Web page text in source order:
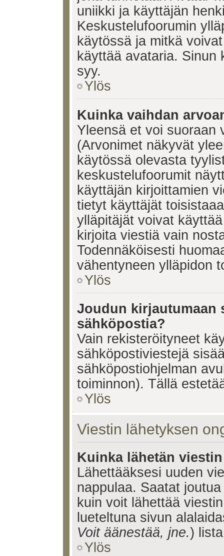
uniikki ja käyttäjän
Keskustelufoorumin
käytössä ja mitkä
käyttää avataria. Sinun
syy.
Ylös
Kuinka vaihdan
Yleensä et voi suoraan
(Arvonimet näkyvät
käytössä olevasta
keskustelufoorumit
käyttäjän kirjoittamien
tietyt käyttäjät
ylläpitäjät voivat
kirjoita viestiä vain
Todennäköisesti
vähentyneen ylläpidon
Ylös
Joudun kirjautumaan
sähköpostia?
Vain rekisteröityneet
sähköpostiviestejä
sähköpostiohjelman
toiminnon). Tällä
Ylös
Viestin lähetyksen
Kuinka lähetän
Lähettääksesi uuden
nappulaa. Saatat
kuin voit lähettää
lueteltuna sivun
Voit äänestää, jne.)
Ylös